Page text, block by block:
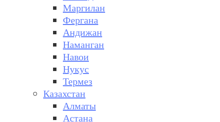
Маргилан
Фергана
Андижан
Наманган
Навои
Нукус
Термез
Казахстан
Алматы
Астана